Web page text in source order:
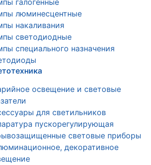
галогенные
люминесцентные
накаливания
светодиодные
специального назначения
освещение и световые
для светильников
пускорегулирующая
световые приборы
декоративное